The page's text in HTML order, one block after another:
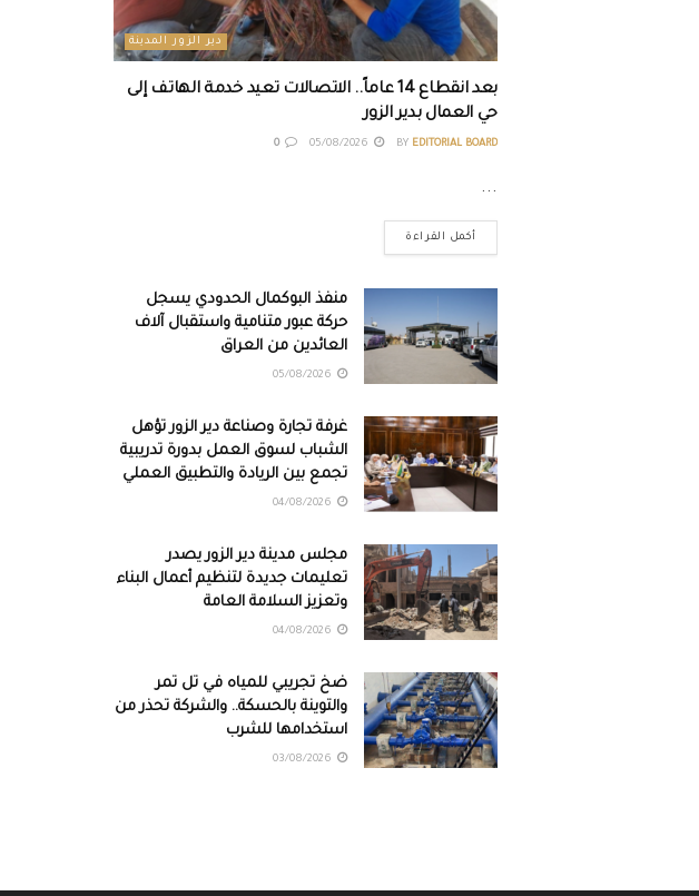
دير الزور المدينة
بعد انقطاع 14 عاماً.. الاتصالات تعيد خدمة الهاتف إلى
حي العمال بدير الزور
BY EDITORIAL BOARD
0
...
أكمل القراءة
منفذ البوكمال الحدودي يسجل
حركة عبور متنامية واستقبال آلاف
العائدين من العراق
غرفة تجارة وصناعة دير الزور تؤهل
الشباب لسوق العمل بدورة تدريبية
تجمع بين الريادة والتطبيق العملي
مجلس مدينة دير الزور يصدر
تعليمات جديدة لتنظيم أعمال البناء
وتعزيز السلامة العامة
ضخ تجريبي للمياه في تل تمر
والتوينة بالحسكة.. والشركة تحذر من
استخدامها للشرب